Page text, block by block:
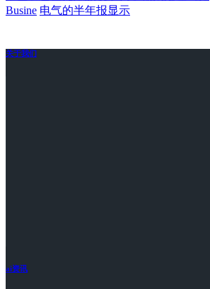
Busine 电气的半年报显示
关于我们
ai资讯